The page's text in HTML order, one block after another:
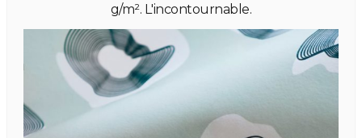
g/m². L'incontournable.